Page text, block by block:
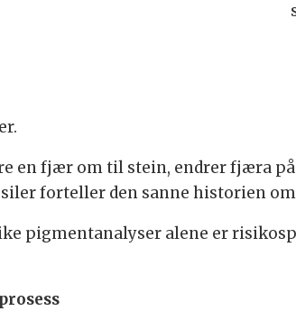
en fjær om til stein, endrer fjæra
forteller den sanne historien
pigmentanalyser alene er